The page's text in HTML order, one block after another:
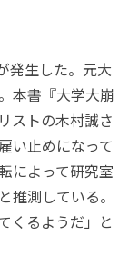
発生した。元大
本書『大学大崩
ストの木村誠さ
い止めになって
によって研究室
推測している。
くるようだ」と